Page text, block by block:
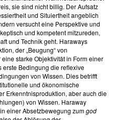
sie sind nicht billig. Der Aufsatz
und Situiertheit angeblich
versucht eine Perspektive und
und kompetent mitzureden,
und Technik geht. Haraways
der „Beugung“ von
eine starke Objektivität in Form einer
erste Bedingung die reflexive
von Wissen. Dies betrifft
und ökonomische
Erkenntnisproduktion, aber auch die
von Wissen. Haraway
einer Absetzbewegung zumgod